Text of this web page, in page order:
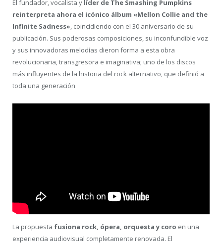
El fundador, vocalista y líder de The Smashing Pumpkins
reinterpreta ahora el icónico álbum «Mellon Collie and the
Infinite Sadness», coincidiendo con el 30 aniversario de su
publicación. Sus poderosas composiciones, su inconfundible voz
y sus innovadoras melodías dieron forma a esta obra
revolucionaria, transgresora e imaginativa; uno de los discos
más influyentes de la historia del rock alternativo, que definió a
toda una generación
La propuesta fusiona rock, ópera, orquesta y coro en una
experiencia audiovisual completamente renovada. El